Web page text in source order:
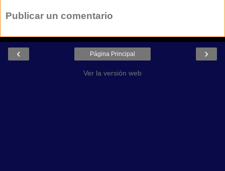
Publicar un comentario
‹ ›
Página Principal
Ver la versión web